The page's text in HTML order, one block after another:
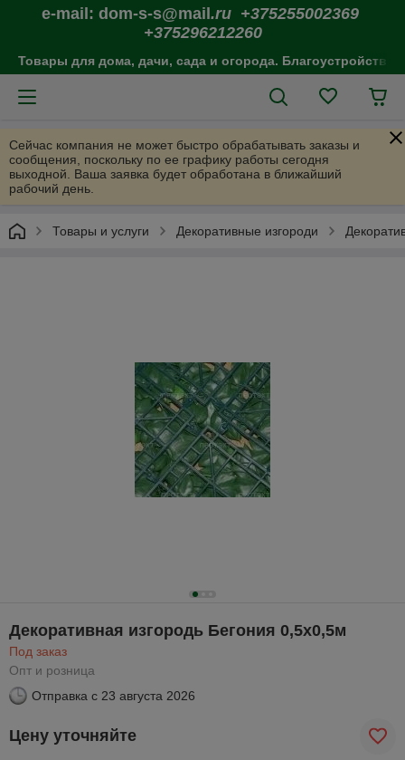
e-mail: dom-s-s@mail .ru +375255002369
+375296212260
Товары для дома, дачи, сада и огорода. Благоустройство
Сейчас компания не может быстро обрабатывать заказы и
сообщения, поскольку по ее графику работы сегодня
выходной. Ваша заявка будет обработана в ближайший
рабочий день.
Товары и услуги Декоративные изгороди
Декоративная изгородь Бегония 0,5х0,5м
Под заказ
Опт и розница
Отправка с 23 августа 2026
Цену уточняйте